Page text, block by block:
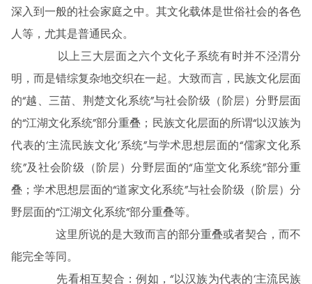
深入到一般的社会家庭之中。其文化载体是世俗社会的各色
人等，尤其是普通民众。
以上三大层面之六个文化子系统有时并不泾渭分
明，而是错综复杂地交织在一起。大致而言，民族文化层面
的“越、三苗、荆楚文化系统”与社会阶级（阶层）分野层面
的“江湖文化系统”部分重叠；民族文化层面的所谓“以汉族为
代表的‘主流民族文化’系统”与学术思想层面的“儒家文化系
统”及社会阶级（阶层）分野层面的“庙堂文化系统”部分重
叠；学术思想层面的“道家文化系统”与社会阶级（阶层）分
野层面的“江湖文化系统”部分重叠等。
这里所说的是大致而言的部分重叠或者契合，而不
能完全等同。
先看相互契合：例如，“以汉族为代表的‘主流民族